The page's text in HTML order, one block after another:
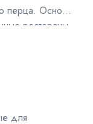
перца. Основу
рестораны,
а
для